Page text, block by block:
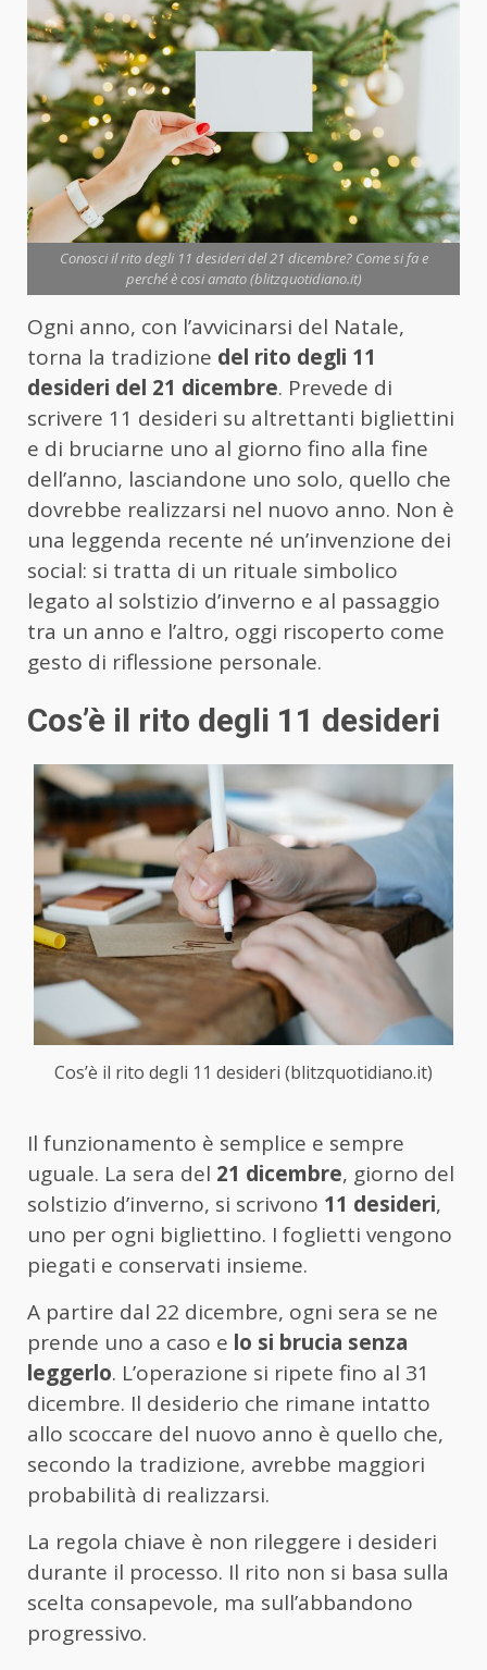
Conosci il rito degli 11 desideri del 21 dicembre? Come si fa e
perché è cosi amato (blitzquotidiano.it)
Ogni anno, con l’avvicinarsi del Natale,
torna la tradizione del rito degli 11
desideri del 21 dicembre. Prevede di
scrivere 11 desideri su altrettanti bigliettini
e di bruciarne uno al giorno fino alla fine
dell’anno, lasciandone uno solo, quello che
dovrebbe realizzarsi nel nuovo anno. Non è
una leggenda recente né un’invenzione dei
social: si tratta di un rituale simbolico
legato al solstizio d’inverno e al passaggio
tra un anno e l’altro, oggi riscoperto come
gesto di riflessione personale.
Cos’è il rito degli 11 desideri
Cos’è il rito degli 11 desideri (blitzquotidiano.it)
Il funzionamento è semplice e sempre
uguale. La sera del 21 dicembre, giorno del
solstizio d’inverno, si scrivono 11 desideri,
uno per ogni bigliettino. I foglietti vengono
piegati e conservati insieme.
A partire dal 22 dicembre, ogni sera se ne
prende uno a caso e lo si brucia senza
leggerlo. L’operazione si ripete fino al 31
dicembre. Il desiderio che rimane intatto
allo scoccare del nuovo anno è quello che,
secondo la tradizione, avrebbe maggiori
probabilità di realizzarsi.
La regola chiave è non rileggere i desideri
durante il processo. Il rito non si basa sulla
scelta consapevole, ma sull’abbandono
progressivo.